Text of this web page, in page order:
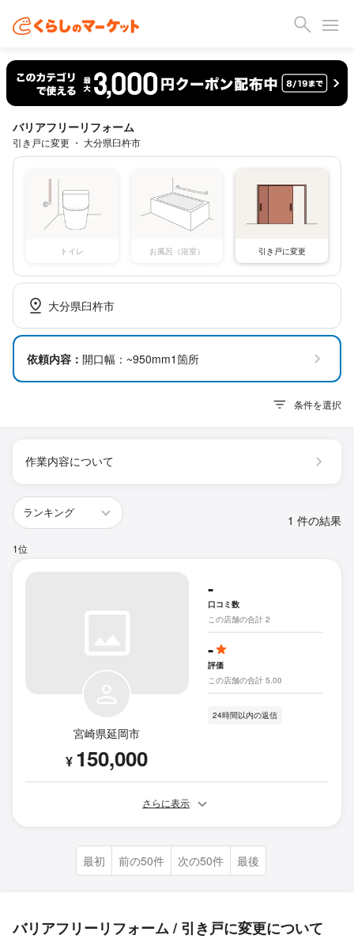
バリアフリーリフォーム
引き戸に変更 ・ 大分県臼杵市
トイレ お風呂（浴室） 引き戸に変更
大分県臼杵市
依頼内容： 開口幅：~950mm1箇所
条件を選択
作業内容について
1 件の結果
1位
宮崎県延岡市
¥ 150,000
-
口コミ数
この店舗の合計 2
-
評価
この店舗の合計 5.00
24時間以内の返信
さらに表示
最初 前の50件 次の50件 最後
バリアフリーリフォーム / 引き戸に変更について